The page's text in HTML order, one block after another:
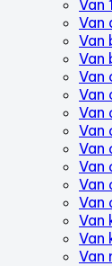
Van
Van
Van
Van
Van
Van
Van
Van
Van
Van
Van
Van
Van
Van
Van